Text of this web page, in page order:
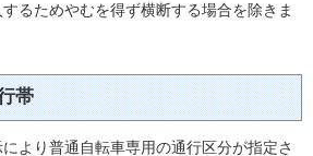
るためやむを得ず横断する場合を除きま
帯
より普通自転車専用の通行区分が指定さ